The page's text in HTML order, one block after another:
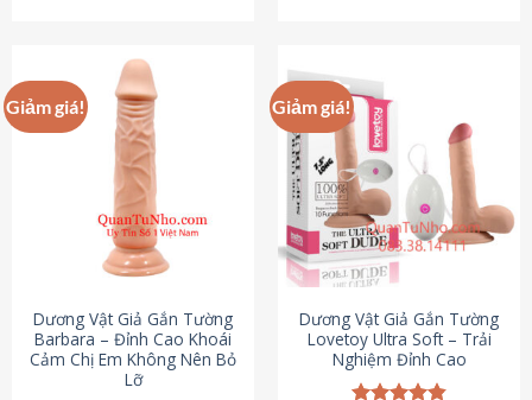
Giảm giá!
Dương Vật Giả Gắn Tường
Barbara – Đỉnh Cao Khoái
Cảm Chị Em Không Nên Bỏ
Lỡ
Giảm giá!
Dương Vật Giả Gắn Tường
Lovetoy Ultra Soft – Trải
Nghiệm Đỉnh Cao